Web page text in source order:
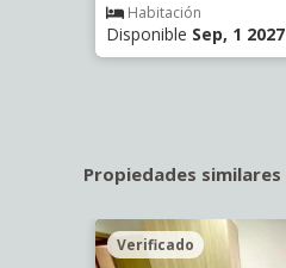
Habitación
Disponible Sep, 1 2027
Propiedades similares
Verificado